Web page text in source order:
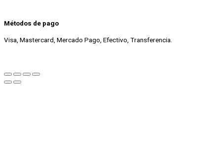
Métodos de pago
Visa, Mastercard, Mercado Pago, Efectivo, Transferencia.